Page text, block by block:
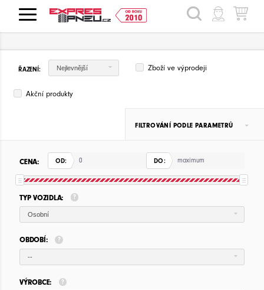
HLEDAT
ŘAZENÍ: Nejlevnější Zboží ve výprodeji
Akční produkty
FILTROVÁNÍ PODLE PARAMETRŮ
CENA: OD: DO:
TYP VOZIDLA:
Osobní
OBDOBÍ:
--
VÝROBCE: